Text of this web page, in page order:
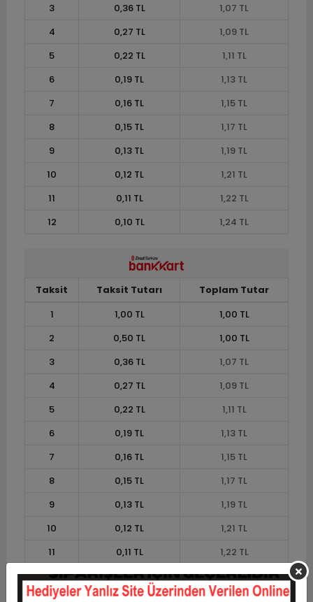
3
0,36 TL
1,07 TL
4
0,27 TL
1,09 TL
5
0,22 TL
1,11 TL
6
0,19 TL
1,13 TL
7
0,16 TL
1,15 TL
8
0,15 TL
1,17 TL
9
0,13 TL
1,19 TL
10
0,12 TL
1,21 TL
11
0,11 TL
1,22 TL
12
0,10 TL 1,24 TL
Taksit Taksit Tutarı
Toplam Tutar
1
1,00 TL
1,00 TL
2
0,50 TL
1,00 TL
3
0,36 TL
1,07 TL
4
0,27 TL
1,09 TL
5
0,22 TL
1,11 TL
6
0,19 TL
1,13 TL
7
0,16 TL
1,15 TL
8
0,15 TL
1,17 TL
9
0,13 TL
1,19 TL
10
0,12 TL
1,21 TL
11
0,11 TL
1,22 TL
12
0,10 TL 1,24 TL